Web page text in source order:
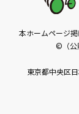
本ホームページ
©（公
東京都中央区